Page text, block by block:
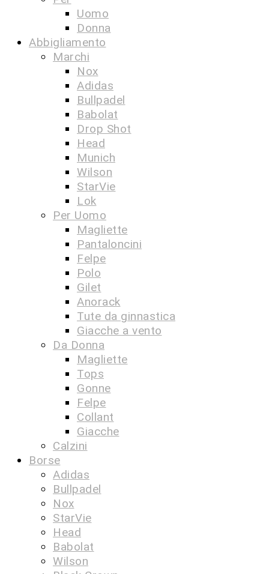
Uomo
Donna
Abbigliamento
Marchi
Nox
Adidas
Bullpadel
Babolat
Drop Shot
Head
Munich
Wilson
StarVie
Lok
Per Uomo
Magliette
Pantaloncini
Felpe
Polo
Gilet
Anorack
Tute da ginnastica
Giacche a vento
Da Donna
Magliette
Tops
Gonne
Felpe
Collant
Giacche
Calzini
Borse
Adidas
Bullpadel
Nox
StarVie
Head
Babolat
Wilson